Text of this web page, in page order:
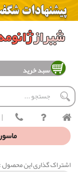
سبد خرید
|
اشتراک گذاری این محصول :